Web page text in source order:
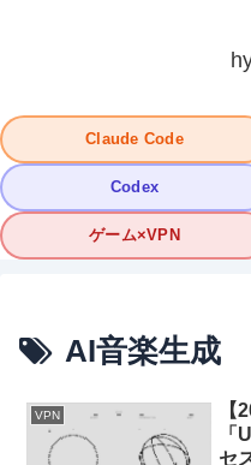
Claude Code
Codex
ゲーム×VPN
AI音楽生成
VPN
【
「
セ